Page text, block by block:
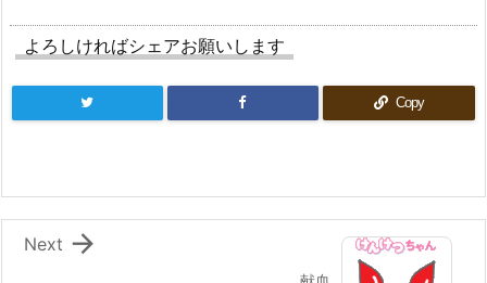
よろしければシェアお願いします
Copy

Next